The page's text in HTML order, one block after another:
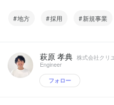
地方 採用 新規事業
萩原 孝典 株式会社クリ
Engineer
フォロー